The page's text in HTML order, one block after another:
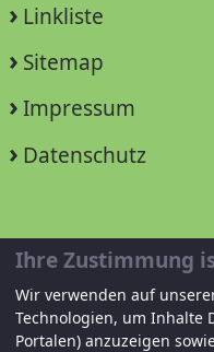
Linkliste
Sitemap
Impressum
Datenschutz
Unterstützen Sie
Mitglied werden
Ihre Zustimmung
Wir verwenden auf
Technologien, um Inhalte
Portalen) anzuzeigen